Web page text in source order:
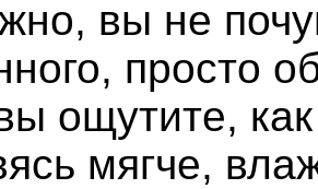
вы не
просто
ощутите,
мягче,